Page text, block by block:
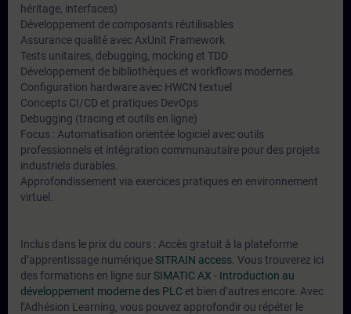
héritage, interfaces)
Développement de composants réutilisables
Assurance qualité avec AxUnit Framework
Tests unitaires, debugging, mocking et TDD
Développement de bibliothèques et workflows modernes
Configuration hardware avec HWCN textuel
Concepts CI/CD et pratiques DevOps
Debugging (tracing et outils en ligne)
Focus : Automatisation orientée logiciel avec outils
professionnels et intégration communautaire pour des projets
industriels durables.
Approfondissement via exercices pratiques en environnement
virtuel.
Inclus dans le prix du cours : Accès gratuit à la plateforme
d’apprentissage numériqueSITRAIN access . Vous trouverez ici
des formations en ligne surSIMATIC AX - Introduction au
développement moderne des PLC et bien d’autres encore. Avec
l’Adhésion Learning, vous pouvez approfondir ou répéter le